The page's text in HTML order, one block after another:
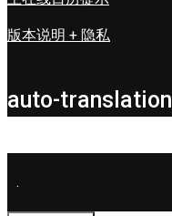
版本说明 + 隐私
auto-translation
.